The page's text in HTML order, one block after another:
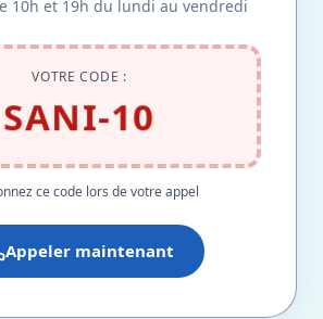
10h et 19h du lundi au vendredi
VOTRE CODE :
SANI-10
ce code lors de votre appel
Appeler maintenant